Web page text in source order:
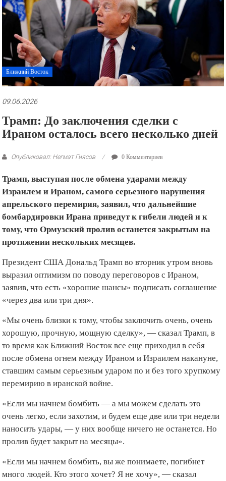
рекламные
ролики
презентации.
Ближний Восток
09.06.2026
Трамп: До заключения сделки с
Ираном осталось всего несколько дней
Опубликовал: Негмат Гиясов 0 Комментариев
Трамп, выступая после обмена ударами между
Израилем и Ираном, самого серьезного нарушения
апрельского перемирия, заявил, что дальнейшие
бомбардировки Ирана приведут к гибели людей и к
тому, что Ормузский пролив останется закрытым на
протяжении нескольких месяцев.
Президент США Дональд Трамп во вторник утром вновь
выразил оптимизм по поводу переговоров с Ираном,
заявив, что есть «хорошие шансы» подписать соглашение
«через два или три дня».
«Мы очень близки к тому, чтобы заключить очень, очень
хорошую, прочную, мощную сделку», — сказал Трамп, в
то время как Ближний Восток все еще приходил в себя
после обмена огнем между Ираном и Израилем накануне,
ставшим самым серьезным ударом по и без того хрупкому
перемирию в иранской войне.
«Если мы начнем бомбить — а мы можем сделать это
очень легко, если захотим, и будем еще две или три недели
наносить удары, — у них вообще ничего не останется. Но
пролив будет закрыт на месяцы».
«Если мы начнем бомбить, вы же понимаете, погибнет
много людей. Кто этого хочет? Я не хочу», — сказал